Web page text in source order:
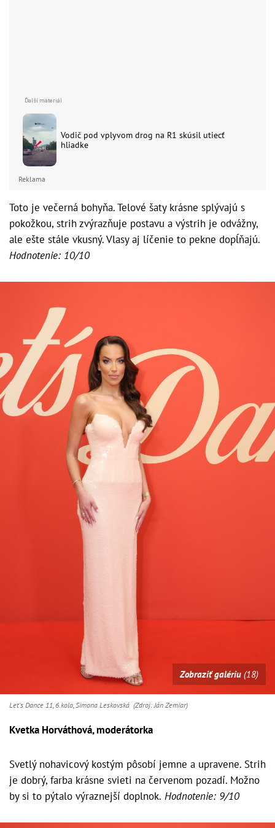
Vodič pod vplyvom drog na R1 skúsil utiecť
hliadke
Reklama
Toto je večerná bohyňa. Telové šaty krásne splývajú s
pokožkou, strih zvýrazňuje postavu a výstrih je odvážny,
ale ešte stále vkusný. Vlasy aj líčenie to pekne dopĺňajú.
Hodnotenie: 10/10
Zobraziť galériu (18)
Let's Dance 11, 6.kolo, Simona Leskovská (Zdroj: Ján Zemiar)
Kvetka Horváthová, moderátorka
Svetlý nohavicový kostým pôsobí jemne a upravene. Strih
je dobrý, farba krásne svieti na červenom pozadí. Možno
by si to pýtalo výraznejší doplnok. Hodnotenie: 9/10